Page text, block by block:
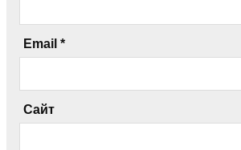
Email *
Сайт